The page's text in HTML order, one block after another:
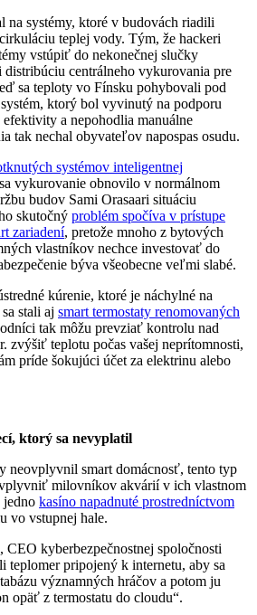
na systémy, ktoré v budovách riadili
teplej vody. Tým, že hackeri
vstúpiť do nekonečnej slučky
distribúciu centrálneho vykurovania pre
sa teploty vo Fínsku pohybovali pod
ktorý bol vyvinutý na podporu
a nepohodlia manuálne
tak nechal obyvateľov napospas osudu.
systémov inteligentnej
vykurovanie obnovilo v normálnom
budov Sami Orasaari situáciu
skutočný problém spočíva v prístupe
zariadení, pretože mnoho z bytových
vlastníkov nechce investovať do
býva všeobecne veľmi slabé.
kúrenie, ktoré je náchylné na
stali aj smart termostaty renomovaných
tak môžu prevziať kontrolu nad
zvýšiť teplotu počas vašej neprítomnosti,
príde šokujúci účet za elektrinu alebo
ktorý sa nevyplatil
neovplyvnil smart domácnosť, tento typ
milovníkov akvárií v ich vlastnom
kasíno napadnuté prostredníctvom
vo vstupnej hale.
kyberbezpečnostnej spoločnosti
teplomer pripojený k internetu, aby sa
významných hráčov a potom ju
opäť z termostatu do cloudu“.